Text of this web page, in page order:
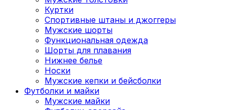
Куртки
Спортивные штаны и джоггеры
Мужские шорты
Функциональная одежда
Шорты для плавания
Нижнее белье
Носки
Мужские кепки и бейсболки
Футболки и майки
Мужские майки